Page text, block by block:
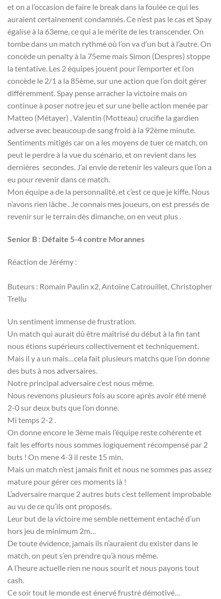
et on a l’occasion de faire le break dans la foulée ce qui les
auraient certainement condamnés. Ce n’est pas le cas et Spay
égalise à la 63eme, ce qui a le mérite de les transcender. On
tombe dans un match rythmé où l’on va d’un but à l’autre. On
concède un penalty à la 75eme mais Simon (Despres) stoppe
la tentative. Les 2 équipes jouent pour l’emporter et l’on
concède le 2/1 a la 85ème, sur une action que l’on doit gérer
différemment. Spay pense arracher la victoire mais on
continue à poser notre jeu et sur une belle action menée par
Matteo (Métayer) , Valentin (Motteau) crucifie la gardien
adverse avec beaucoup de sang froid à la 92ème minute.
Sentiments mitigés car on a les moyens de tuer ce match, on
peut le perdre à la vue du scénario, et on revient dans les
dernières secondes. J’ai envie de retenir les valeurs que l’on a
eu pour revenir dans ce match.
Mon équipe a de la personnalité, et c’est ce que je kiffe. Nous
n’avons rien lâche . Je connais mes joueurs, on est pressés de
revenir sur le terrain dès dimanche, on en veut plus .
Senior B : Défaite 5-4 contre Morannes
Réaction de Jérémy :
Buteurs : Romain Paulin x2, Antoine Catrouillet, Christopher
Trellu
Un sentiment immense de frustration.
Un match qui aurait dû être maîtrisé du début à la fin tant
nous étions supérieurs collectivement et techniquement.
Mais il y a un mais…cela fait plusieurs matchs que l’on donne
des buts à nos adversaires.
Notre principal adversaire c’est nous même.
Nous revenons plusieurs fois au score après avoir été mené
2-0 sur deux buts que l’on donne.
Mi temps 2-2 .
On donne encore le 3ème mais l’équipe reste cohérente et
fait les efforts nous sommes logiquement récompensé par 2
buts ! On mene 4-3 il reste 15 min.
Mais un match n’est jamais finit et nous ne sommes pas assez
mature pour gérer ces moments là !
L’adversaire marque 2 autres buts c’est tellement improbable
au vu de ce qu’ils ont proposés.
Leur but de la victoire me semble nettement entaché d’un
hors jeu de minimum 2m…
De toute évidence, jamais ils n’auraient du exister dans le
match, on peut s’en prendre qu’à nous même.
A l’heure actuelle rien ne nous sourit et nous payons tout
cash.
Ce soir tout le monde est énervé frustré démotivé…